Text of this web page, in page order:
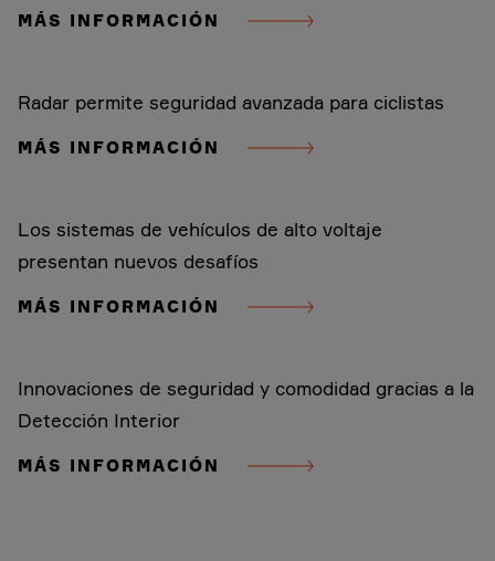
MÁS INFORMACIÓN
Radar permite seguridad avanzada para ciclistas
MÁS INFORMACIÓN
Los sistemas de vehículos de alto voltaje
presentan nuevos desafíos
MÁS INFORMACIÓN
Innovaciones de seguridad y comodidad gracias a la
Detección Interior
MÁS INFORMACIÓN